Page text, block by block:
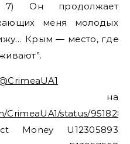
7) Он продолжает
меня молодых
Крым — место, где
на
status/
Money U12305893